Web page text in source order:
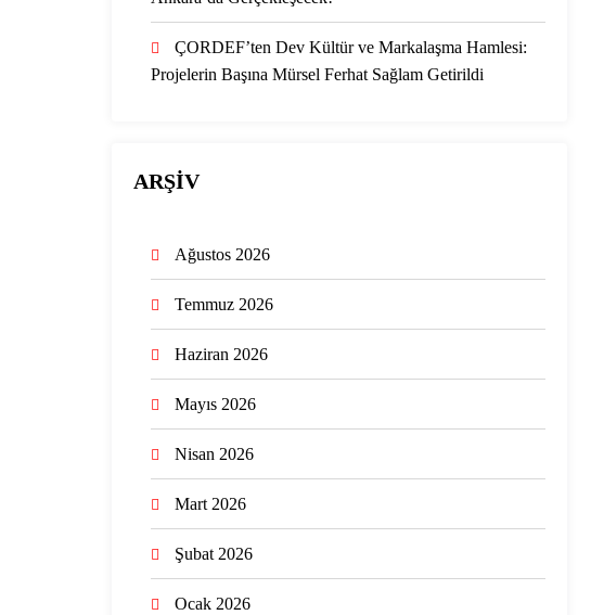
ÇORDEF’ten Dev Kültür ve Markalaşma Hamlesi:
Projelerin Başına Mürsel Ferhat Sağlam Getirildi
ARŞİV
Ağustos 2026
Temmuz 2026
Haziran 2026
Mayıs 2026
Nisan 2026
Mart 2026
Şubat 2026
Ocak 2026